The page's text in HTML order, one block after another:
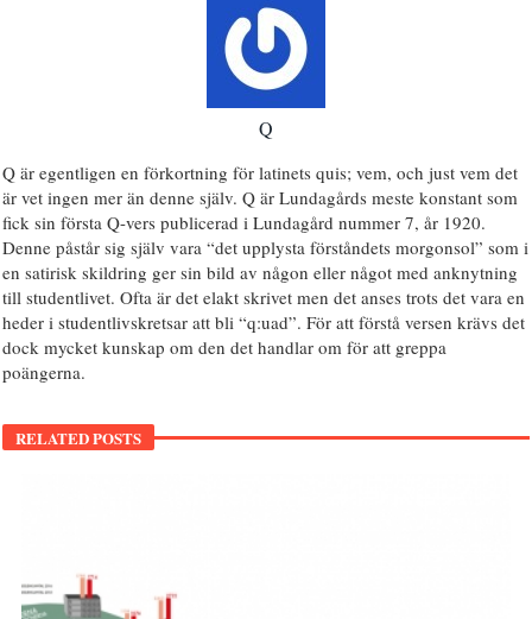
Q
Q är egentligen en förkortning för latinets quis; vem, och just vem det
är vet ingen mer än denne själv. Q är Lundagårds meste konstant som
fick sin första Q-vers publicerad i Lundagård nummer 7, år 1920.
Denne påstår sig själv vara “det upplysta förståndets morgonsol” som i
en satirisk skildring ger sin bild av någon eller något med anknytning
till studentlivet. Ofta är det elakt skrivet men det anses trots det vara en
heder i studentlivskretsar att bli “q:uad”. För att förstå versen krävs det
dock mycket kunskap om den det handlar om för att greppa
poängerna.
RELATED POSTS